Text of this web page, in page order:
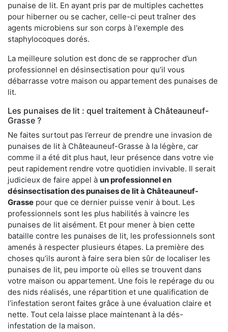
punaise de lit. En ayant pris par de multiples cachettes
pour hiberner ou se cacher, celle-ci peut traîner des
agents microbiens sur son corps à l'exemple des
staphylocoques dorés.
La meilleure solution est donc de se rapprocher d’un
professionnel en désinsectisation pour qu’il vous
débarrasse votre maison ou appartement des punaises de
lit.
Les punaises de lit : quel traitement à Châteauneuf-
Grasse ?
Ne faites surtout pas l’erreur de prendre une invasion de
punaises de lit à Châteauneuf-Grasse à la légère, car
comme il a été dit plus haut, leur présence dans votre vie
peut rapidement rendre votre quotidien invivable. Il serait
judicieux de faire appel à un professionnel en
désinsectisation des punaises de lit à Châteauneuf-
Grasse pour que ce dernier puisse venir à bout. Les
professionnels sont les plus habilités à vaincre les
punaises de lit aisément. Et pour mener à bien cette
bataille contre les punaises de lit, les professionnels sont
amenés à respecter plusieurs étapes. La première des
choses qu’ils auront à faire sera bien sûr de localiser les
punaises de lit, peu importe où elles se trouvent dans
votre maison ou appartement. Une fois le repérage du ou
des nids réalisés, une répartition et une qualification de
l’infestation seront faites grâce à une évaluation claire et
nette. Tout cela laisse place maintenant à la dés-
infestation de la maison.